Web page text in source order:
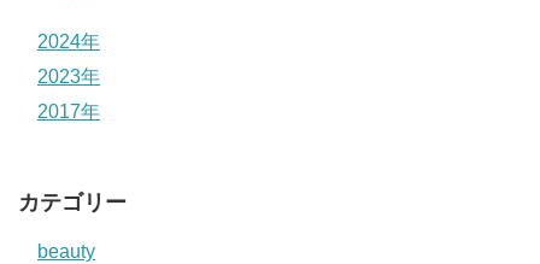
2024年
2023年
2017年
カテゴリー
beauty